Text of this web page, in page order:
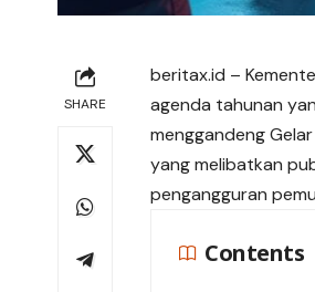
SHARE
beritax.id –
agenda tahunan
menggandeng
yang melibatkan
pengangguran
Contents